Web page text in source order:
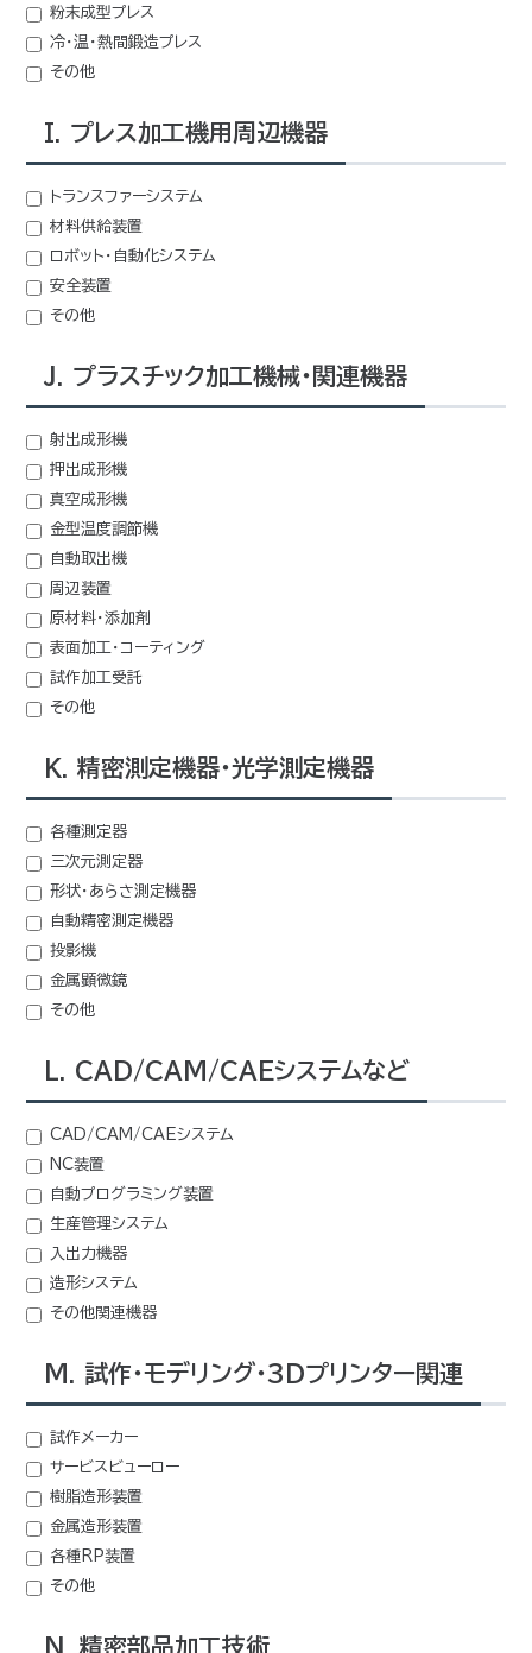
粉末成型プレス
冷・温・熱間鍛造プレス
その他
I. プレス加工機用周辺機器
トランスファーシステム
材料供給装置
ロボット・自動化システム
安全装置
その他
J. プラスチック加工機械・関連機器
射出成形機
押出成形機
真空成形機
金型温度調節機
自動取出機
周辺装置
原材料・添加剤
表面加工・コーティング
試作加工受託
その他
K. 精密測定機器・光学測定機器
各種測定器
三次元測定器
形状・あらさ測定機器
自動精密測定機器
投影機
金属顕微鏡
その他
L. CAD/CAM/CAEシステムなど
CAD/CAM/CAEシステム
NC装置
自動プログラミング装置
生産管理システム
入出力機器
造形システム
その他関連機器
M. 試作・モデリング・3Dプリンター関連
試作メーカー
サービスビューロー
樹脂造形装置
金属造形装置
各種RP装置
その他
N. 精密部品加工技術